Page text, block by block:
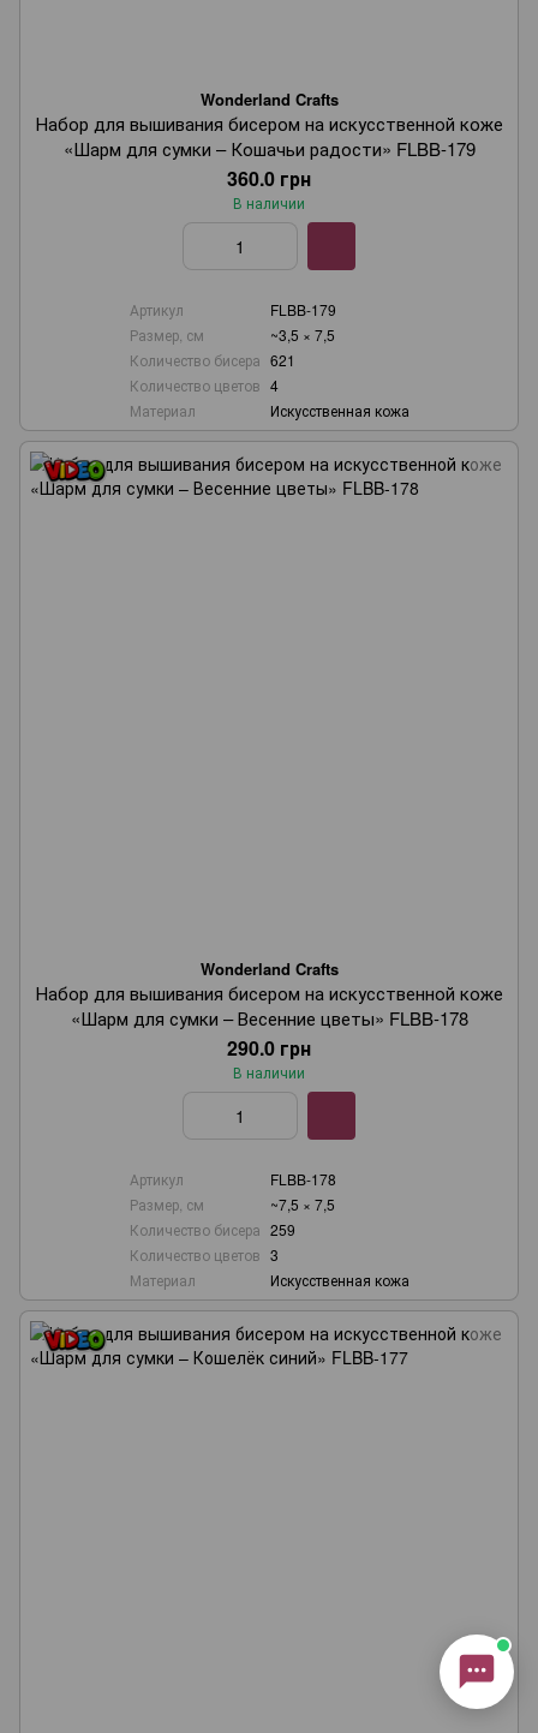
Wonderland Crafts
Набор для вышивания бисером на искусственной коже
«Шарм для сумки – Кошачьи радости» FLBB-179
360.0 грн
В наличии
Артикул
FLBB-179
Размер, см
~3,5 × 7,5
Количество бисера 621
Количество цветов 4
Материал
Искусственная кожа
Wonderland Crafts
Набор для вышивания бисером на искусственной коже
«Шарм для сумки – Весенние цветы» FLBB-178
290.0 грн
В наличии
Артикул
FLBB-178
Размер, см
~7,5 × 7,5
Количество бисера 259
Количество цветов 3
Материал
Искусственная кожа
Wonderland Crafts
Онлайн-консультант
Маєте запитання?
Ми завжди раді допомогти!
Наші години роботи:
з понеділка по п’ятницю,